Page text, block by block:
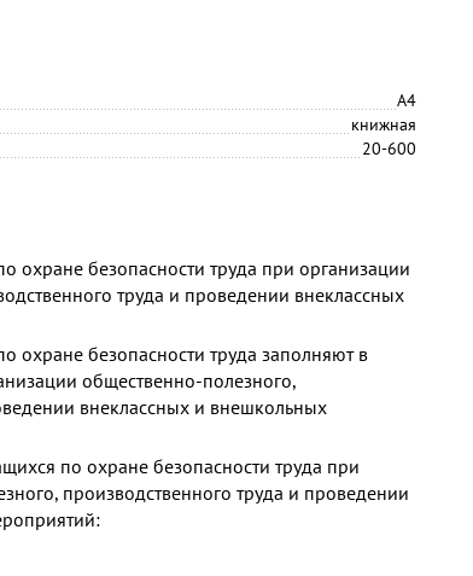
А4
книжная
20-600
охране безопасности труда при организации
труда и проведении внеклассных
охране безопасности труда заполняют в
общественно-полезного,
внеклассных и внешкольных
по охране безопасности труда при
производственного труда и проведении